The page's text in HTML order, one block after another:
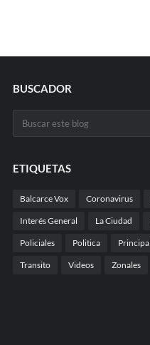
BUSCADOR
ETIQUETAS
Balcarce Vox Coronavirus
Interés General La Ciudad
Policiales Politica Principal
Transito Videos Zonales